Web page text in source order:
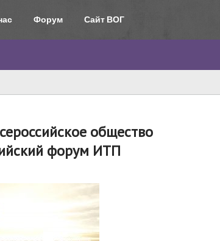
Форум Сайт ВОГ
общество
форум ИТП